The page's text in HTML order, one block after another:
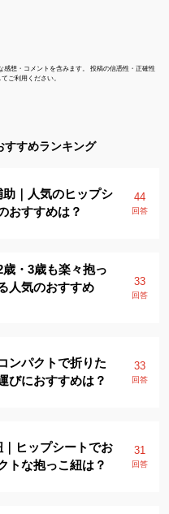
感想・コメントを含みます。 投稿の信憑性・正確性
ご利用ください。
すすめランキング
｜人気のヒップシ
おすすめは？
44
回答
・3歳も楽々抱っ
人気のおすすめ
33
回答
ンパクトで折りた
びにおすすめは？
33
回答
ヒップシートでお
トな抱っこ紐は？
31
回答